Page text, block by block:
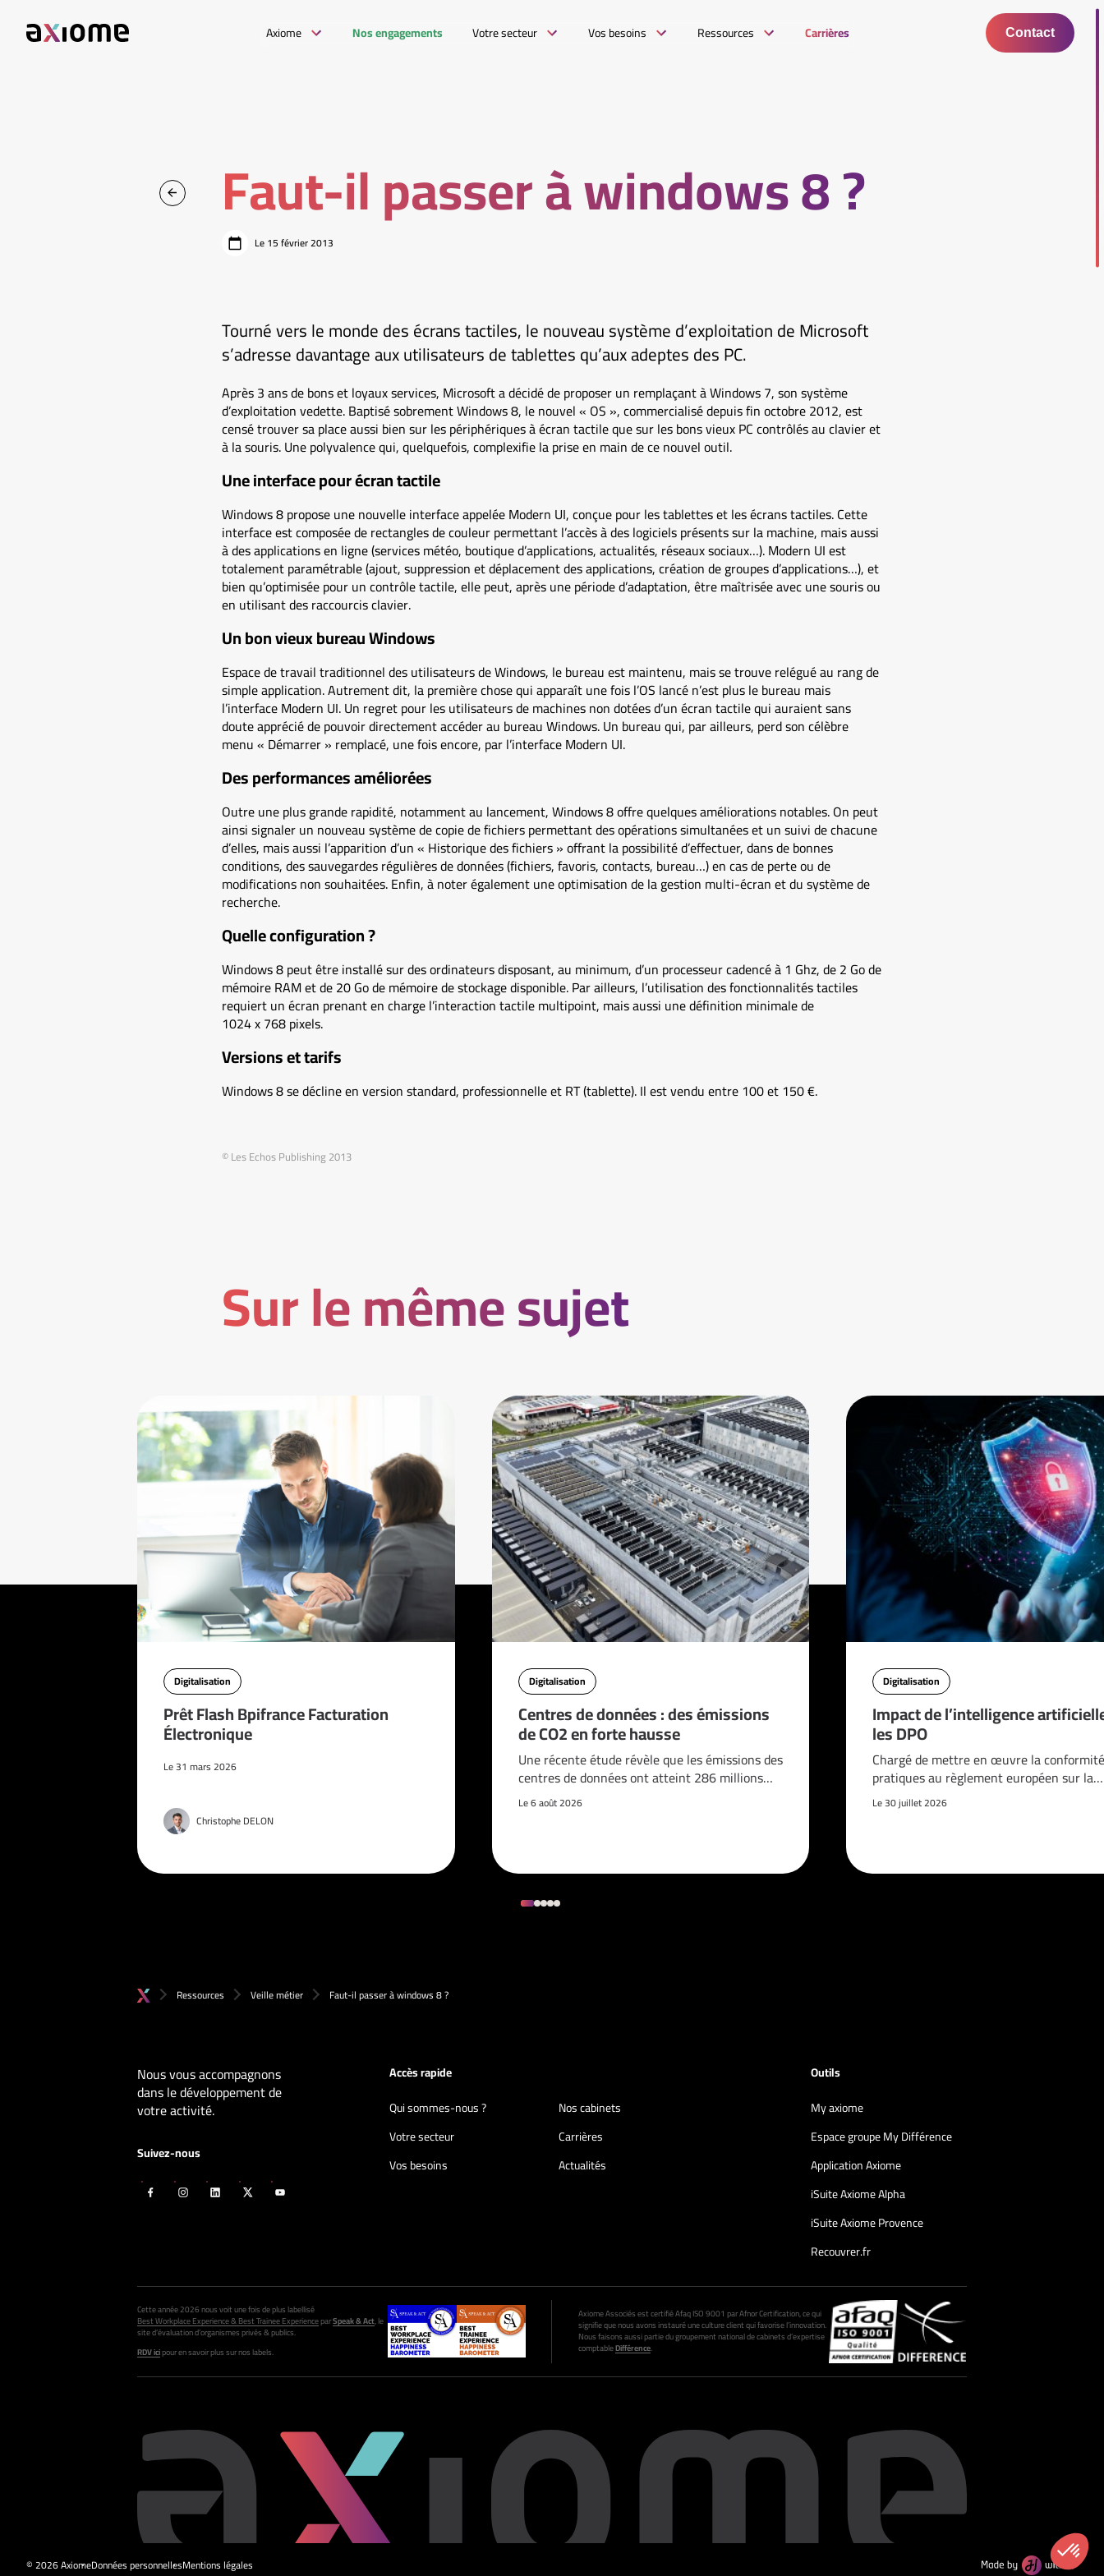
Axiome Nos engagements Votre secteur Vos besoins Ressources Carrières Contact
Faut-il passer à windows 8 ?
Le 15 février 2013
Tourné vers le monde des écrans tactiles, le nouveau système d’exploitation de Microsoft
s’adresse davantage aux utilisateurs de tablettes qu’aux adeptes des PC.
Après 3 ans de bons et loyaux services, Microsoft a décidé de proposer un remplaçant à Windows 7, son système
d’exploitation vedette. Baptisé sobrement Windows 8, le nouvel « OS », commercialisé depuis fin octobre 2012, est
censé trouver sa place aussi bien sur les périphériques à écran tactile que sur les bons vieux PC contrôlés au clavier et
à la souris. Une polyvalence qui, quelquefois, complexifie la prise en main de ce nouvel outil.
Une interface pour écran tactile
Windows 8 propose une nouvelle interface appelée Modern UI, conçue pour les tablettes et les écrans tactiles. Cette
interface est composée de rectangles de couleur permettant l’accès à des logiciels présents sur la machine, mais aussi
à des applications en ligne (services météo, boutique d’applications, actualités, réseaux sociaux…). Modern UI est
totalement paramétrable (ajout, suppression et déplacement des applications, création de groupes d’applications…), et
bien qu’optimisée pour un contrôle tactile, elle peut, après une période d’adaptation, être maîtrisée avec une souris ou
en utilisant des raccourcis clavier.
Un bon vieux bureau Windows
Espace de travail traditionnel des utilisateurs de Windows, le bureau est maintenu, mais se trouve relégué au rang de
simple application. Autrement dit, la première chose qui apparaît une fois l’OS lancé n’est plus le bureau mais
l’interface Modern UI. Un regret pour les utilisateurs de machines non dotées d’un écran tactile qui auraient sans
doute apprécié de pouvoir directement accéder au bureau Windows. Un bureau qui, par ailleurs, perd son célèbre
menu « Démarrer » remplacé, une fois encore, par l’interface Modern UI.
Des performances améliorées
Outre une plus grande rapidité, notamment au lancement, Windows 8 offre quelques améliorations notables. On peut
ainsi signaler un nouveau système de copie de fichiers permettant des opérations simultanées et un suivi de chacune
d’elles, mais aussi l’apparition d’un « Historique des fichiers » offrant la possibilité d’effectuer, dans de bonnes
conditions, des sauvegardes régulières de données (fichiers, favoris, contacts, bureau…) en cas de perte ou de
modifications non souhaitées. Enfin, à noter également une optimisation de la gestion multi-écran et du système de
recherche.
Quelle configuration ?
Windows 8 peut être installé sur des ordinateurs disposant, au minimum, d’un processeur cadencé à 1 Ghz, de 2 Go de
mémoire RAM et de 20 Go de mémoire de stockage disponible. Par ailleurs, l’utilisation des fonctionnalités tactiles
requiert un écran prenant en charge l’interaction tactile multipoint, mais aussi une définition minimale de
1024 x 768 pixels.
Versions et tarifs
Windows 8 se décline en version standard, professionnelle et RT (tablette). Il est vendu entre 100 et 150 €.
© Les Echos Publishing 2013
Sur le même sujet
Digitalisation
Prêt Flash Bpifrance Facturation
Électronique
Le 31 mars 2026
Christophe DELON
Digitalisation
Centres de données : des émissions
de CO2 en forte hausse
Une récente étude révèle que les émissions des
centres de données ont atteint 286 millions…
Le 6 août 2026
Digitalisation
Impact de l’intelligence
les DPO
Chargé de mettre en œuvre la
pratiques au règlement européen sur la…
Le 30 juillet 2026
Ressources Veille métier Faut-il passer à windows 8 ?
Nous vous accompagnons
dans le développement de
votre activité.
Suivez-nous
Accès rapide
Qui sommes-nous ?
Nos cabinets
Votre secteur
Carrières
Vos besoins
Actualités
Outils
My axiome
Espace groupe My Différence
Application Axiome
iSuite Axiome Alpha
iSuite Axiome Provence
Recouvrer.fr
Cette année 2026 nous voit une fois de plus labellisé
Best Workplace Experience & Best Trainee ExperienceparSpeak & Act, le
site d’évaluation d’organismes privés & publics.
RDV icipour en savoir plus sur nos labels.
Axiome Associés est certifié Afaq ISO 9001 par Afnor Certification, ce qui
signifie que nous avons instauré une culture client qui favorise l’innovation.
Nous faisons aussi partie du groupement national de cabinets d’expertise
comptableDifférence.
© 2026 AxiomeDonnées personnellesMentions légales